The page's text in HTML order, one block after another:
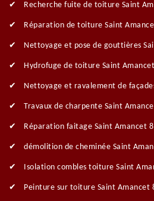
Recherche fuite de toiture Saint
Réparation de toiture Saint
Nettoyage et pose de gouttières
Hydrofuge de toiture Saint
Nettoyage et ravalement de
Travaux de charpente Saint
Réparation faitage Saint Amancet
démolition de cheminée Saint
Isolation combles toiture Saint
Peinture sur toiture Saint Amancet